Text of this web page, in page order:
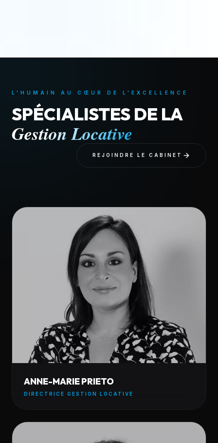
L'HUMAIN AU CŒUR DE L'EXCELLENCE
SPÉCIALISTES DE LA
Gestion Locative
REJOINDRE LE CABINET
ANNE-MARIE PRIETO
DIRECTRICE GESTION LOCATIVE